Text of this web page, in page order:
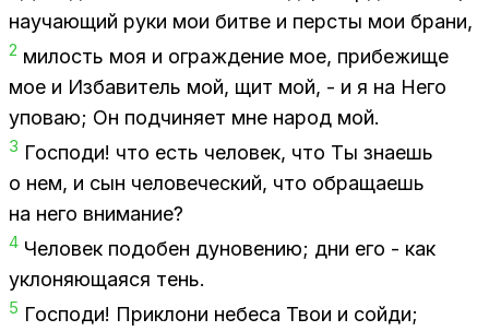
на­уча­ю­щий руки мои бит­ве и пер­сты мои бра­ни,
2 ми­лость моя и ограж­де­ние мое, при­бе­жи­ще
мое и Из­ба­ви­тель мой, щит мой, - и я на Него
упо­ваю; Он под­чи­ня­ет мне на­род мой.
3 Гос­по­ди! что есть че­ло­век, что Ты зна­ешь
о нем, и сын че­ло­ве­че­ский, что об­ра­ща­ешь
на него вни­ма­ние?
4 Че­ло­век по­до­бен ду­но­ве­нию; дни его - как
укло­ня­ю­ща­я­ся тень.
5 Гос­по­ди! При­к­ло­ни небе­са Твои и сой­ди;